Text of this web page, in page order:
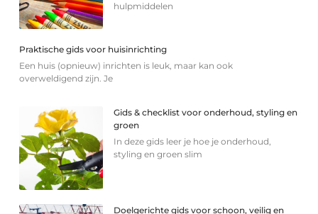
hulpmiddelen
Praktische gids voor huisinrichting
Een huis (opnieuw) inrichten is leuk, maar kan ook
overweldigend zijn. Je
Gids & checklist voor onderhoud, styling en
groen
In deze gids leer je hoe je onderhoud,
styling en groen slim
Doelgerichte gids voor schoon, veilig en